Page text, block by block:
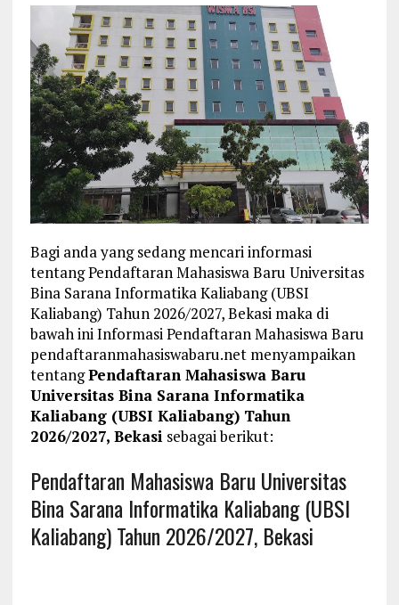
Bagi anda yang sedang mencari informasi
tentang Pendaftaran Mahasiswa Baru Universitas
Bina Sarana Informatika Kaliabang (UBSI
Kaliabang) Tahun 2026/2027, Bekasi maka di
bawah ini Informasi Pendaftaran Mahasiswa Baru
pendaftaranmahasiswabaru.net menyampaikan
tentangPendaftaran Mahasiswa Baru
Universitas Bina Sarana Informatika
Kaliabang (UBSI Kaliabang) Tahun
2026/2027, Bekasi sebagai berikut:
Pendaftaran Mahasiswa Baru Universitas
Bina Sarana Informatika Kaliabang (UBSI
Kaliabang) Tahun 2026/2027, Bekasi